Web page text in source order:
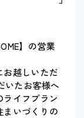
】の営業
お越しいただ
いたお客様へ
ライフプラン
まいづくりの